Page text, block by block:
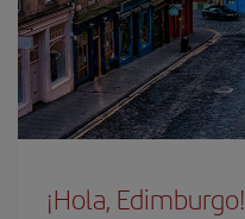
¡Hola, Edimburgo!